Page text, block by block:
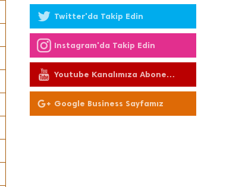
Twitter'da Takip Edin
Instagram'da Takip Edin
Youtube Kanalımıza Abone
Olun
Google Business Sayfamız